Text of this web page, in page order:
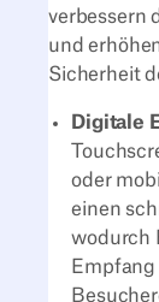
verbessern
und
Sicherheit
Digitale
oder
einen
wodurch